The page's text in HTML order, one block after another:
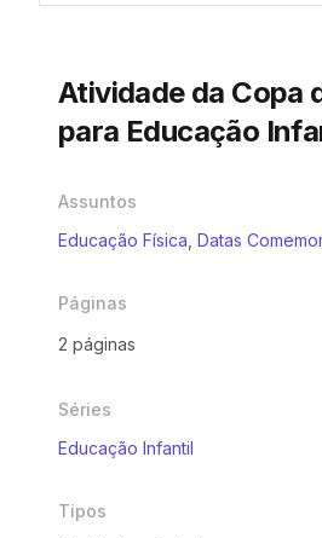
Atividade da Copa
para Educação
Assuntos
Educação Física Datas
Páginas
2 páginas
Séries
Educação Infantil
Tipos